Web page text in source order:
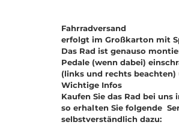
Fahrradversand
erfolgt im Großkarton mit
Das Rad ist genauso
Pedale (wenn dabei)
(links und rechts beachten)
Wichtige Infos
Kaufen Sie das Rad bei uns
so erhalten Sie folgende
selbstverständlich dazu: